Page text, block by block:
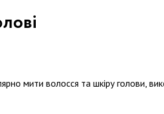
мити волосся та шкіру голови,